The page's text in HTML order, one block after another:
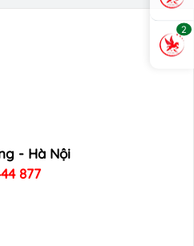
- Hà Nội
877
2